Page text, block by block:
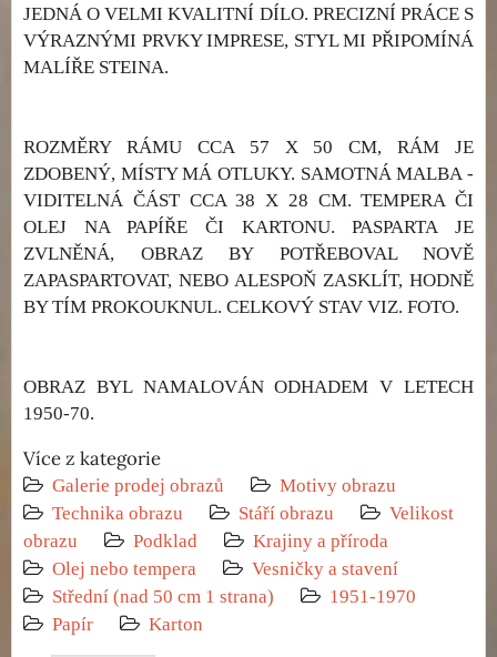
JEDNÁ O VELMI KVALITNÍ DÍLO. PRECIZNÍ PRÁCE S
VÝRAZNÝMI PRVKY IMPRESE, STYL MI PŘIPOMÍNÁ
MALÍŘE STEINA.
ROZMĚRY RÁMU CCA 57 X 50 CM, RÁM JE
ZDOBENÝ, MÍSTY MÁ OTLUKY. SAMOTNÁ MALBA -
VIDITELNÁ ČÁST CCA 38 X 28 CM. TEMPERA ČI
OLEJ NA PAPÍŘE ČI KARTONU. PASPARTA JE
ZVLNĚNÁ, OBRAZ BY POTŘEBOVAL NOVĚ
ZAPASPARTOVAT, NEBO ALESPOŇ ZASKLÍT, HODNĚ
BY TÍM PROKOUKNUL. CELKOVÝ STAV VIZ. FOTO.
OBRAZ BYL NAMALOVÁN ODHADEM V LETECH
1950-70.
Více z kategorie
Galerie prodej obrazů
Motivy obrazu
Technika obrazu
Stáří obrazu
Velikost
obrazu
Podklad
Krajiny a příroda
Olej nebo tempera
Vesničky a stavení
Střední (nad 50 cm 1 strana)
1951-1970
Papír
Karton